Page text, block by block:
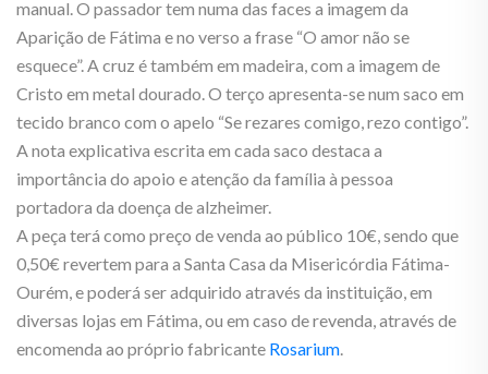
manual. O passador tem numa das faces a imagem da
Aparição de Fátima e no verso a frase “O amor não se
esquece”. A cruz é também em madeira, com a imagem de
Cristo em metal dourado. O terço apresenta-se num saco em
tecido branco com o apelo “Se rezares comigo, rezo contigo”.
A nota explicativa escrita em cada saco destaca a
importância do apoio e atenção da família à pessoa
portadora da doença de alzheimer.
A peça terá como preço de venda ao público 10€, sendo que
0,50€ revertem para a Santa Casa da Misericórdia Fátima-
Ourém, e poderá ser adquirido através da instituição, em
diversas lojas em Fátima, ou em caso de revenda, através de
encomenda ao próprio fabricante Rosarium.